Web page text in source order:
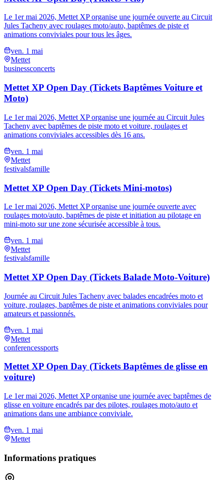
Le 1er mai 2026, Mettet XP organise une journée ouverte au Circuit
Jules Tacheny avec roulages moto/auto, baptêmes de piste et
animations conviviales pour tous les âges.
ven. 1 mai
Mettet
businessconcerts
Mettet XP Open Day (Tickets Baptêmes Voiture et
Moto)
Le 1er mai 2026, Mettet XP organise une journée au Circuit Jules
Tacheny avec baptêmes de piste moto et voiture, roulages et
animations conviviales accessibles dès 16 ans.
ven. 1 mai
Mettet
festivalsfamille
Mettet XP Open Day (Tickets Mini-motos)
Le 1er mai 2026, Mettet XP organise une journée ouverte avec
roulages moto/auto, baptêmes de piste et initiation au pilotage en
mini-moto sur une zone sécurisée accessible à tous.
ven. 1 mai
Mettet
festivalsfamille
Mettet XP Open Day (Tickets Balade Moto-Voiture)
Journée au Circuit Jules Tacheny avec balades encadrées moto et
voiture, roulages, baptêmes de piste et animations conviviales pour
amateurs et passionnés.
ven. 1 mai
Mettet
conferencessports
Mettet XP Open Day (Tickets Baptêmes de glisse en
voiture)
Le 1er mai 2026, Mettet XP organise une journée avec baptêmes de
glisse en voiture encadrés par des pilotes, roulages moto/auto et
animations dans une ambiance conviviale.
ven. 1 mai
Mettet
Informations pratiques